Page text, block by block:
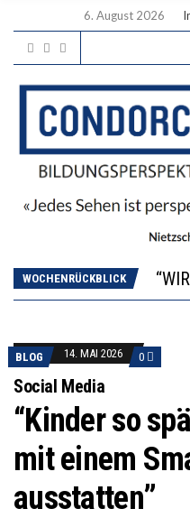
6. August 2026
WOCHENRÜCKBLICK
BLOG 14. MAI 2026 0
Social Media
“Kinder so
mit einem
ausstatten”